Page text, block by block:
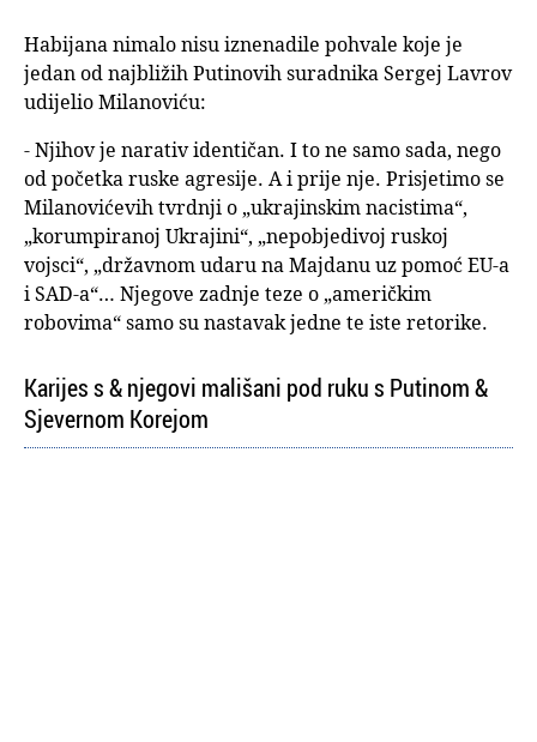
Habijana nimalo nisu iznenadile pohvale koje je
jedan od najbližih Putinovih suradnika Sergej Lavrov
udijelio Milanoviću:
- Njihov je narativ identičan. I to ne samo sada, nego
od početka ruske agresije. A i prije nje. Prisjetimo se
Milanovićevih tvrdnji o „ukrajinskim nacistima“,
„korumpiranoj Ukrajini“, „nepobjedivoj ruskoj
vojsci“, „državnom udaru na Majdanu uz pomoć EU-a
i SAD-a“… Njegove zadnje teze o „američkim
robovima“ samo su nastavak jedne te iste retorike.
Karijes s & njegovi mališani pod ruku s Putinom &
Sjevernom Korejom